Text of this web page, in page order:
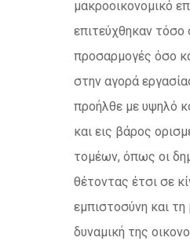
μακροοικονομικό
επιτεύχθηκαν τόσο
προσαρμογές όσο
στην αγορά
προήλθε με υψηλό
και εις βάρος
τομέων, όπως οι
θέτοντας έτσι σε
εμπιστοσύνη και
δυναμική της